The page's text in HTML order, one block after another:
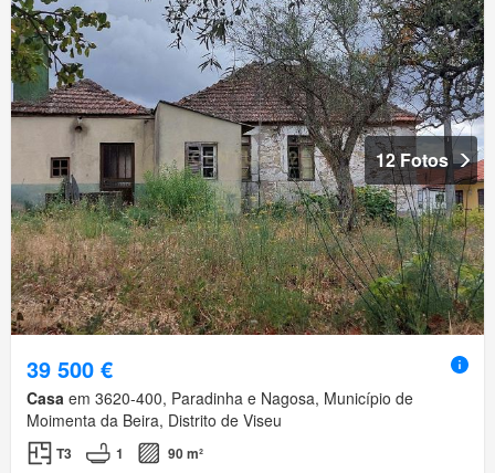
12 Fotos
39 500 €
Casa em 3620-400, Paradinha e Nagosa, Município de
Moimenta da Beira, Distrito de Viseu
T3 1 90 m²